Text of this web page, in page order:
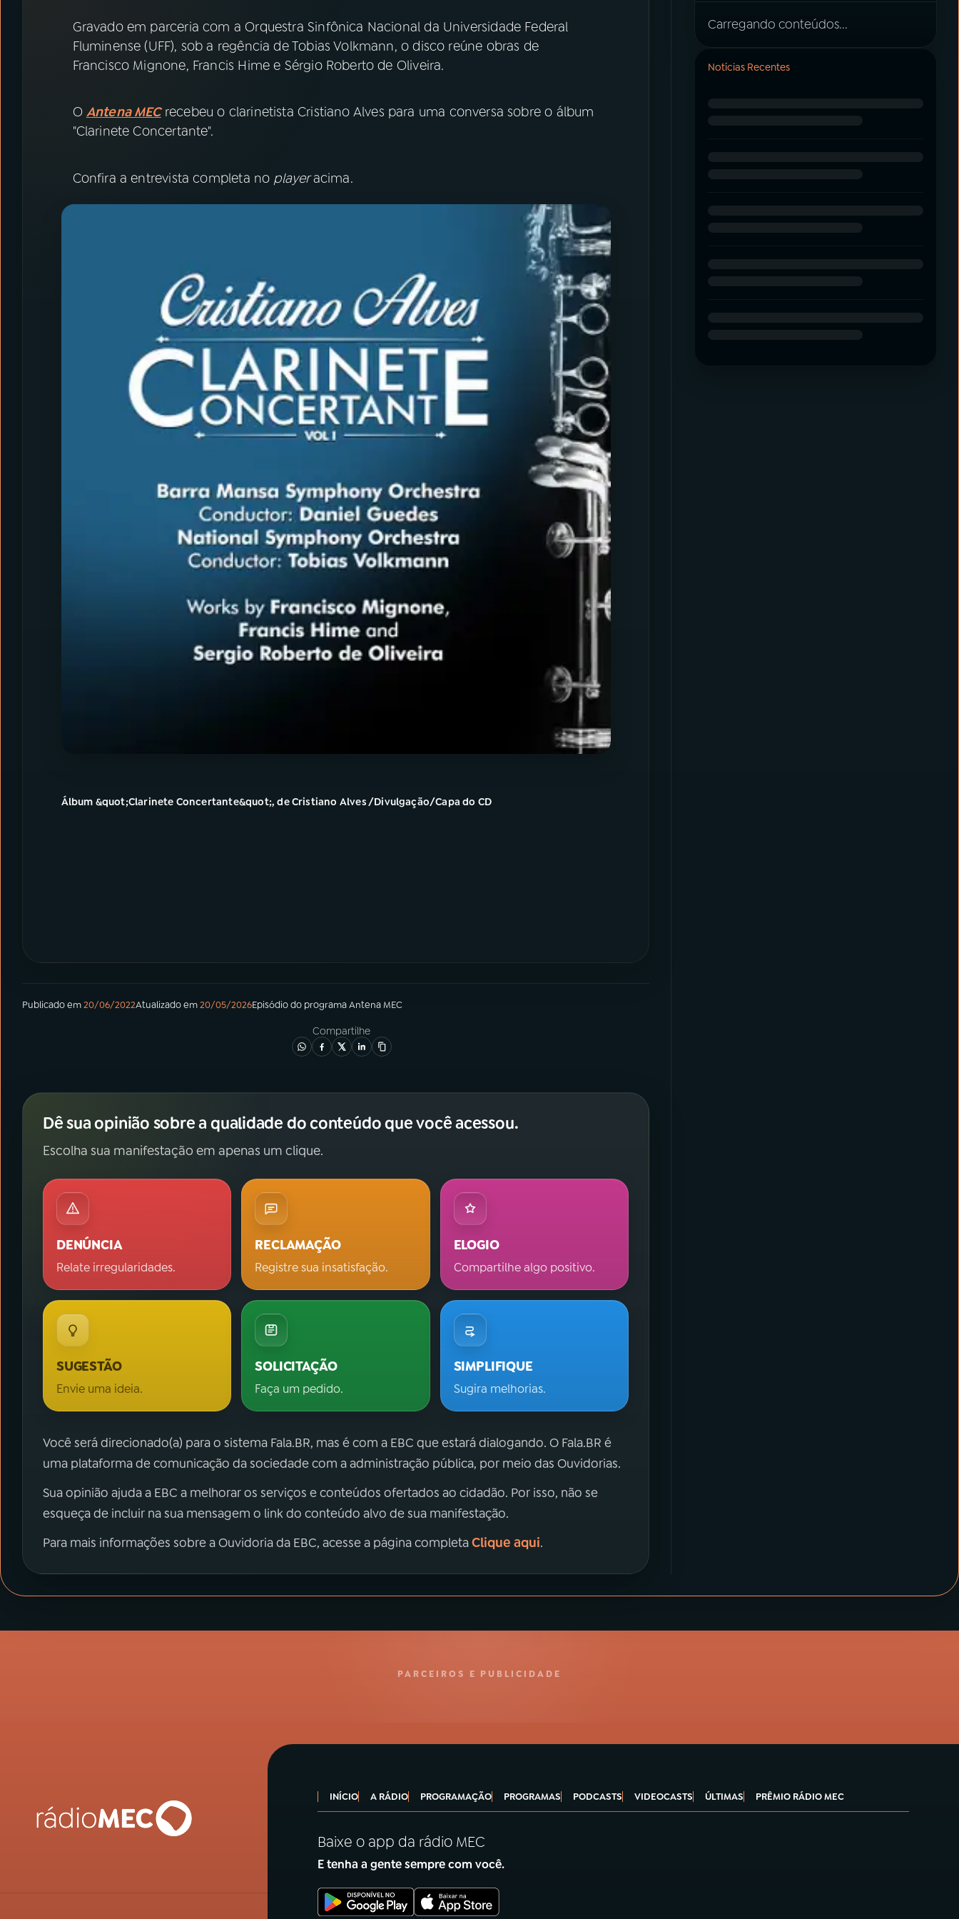
PRÊMIO RÁDIO MEC
YouTube Facebook
TikTok
Gravado em parceria com a Orquestra Sinfônica Nacional da Universidade Federal
Fluminense (UFF), sob a regência de Tobias Volkmann, o disco reúne obras de
Francisco Mignone, Francis Hime e Sérgio Roberto de Oliveira.
O Antena MECrecebeu o clarinetista Cristiano Alves para uma conversa sobre o álbum
"Clarinete Concertante".
Confira a entrevista completa no playeracima.
Álbum &quot;Clarinete Concertante&quot;, de Cristiano Alves /Divulgação/Capa do CD
Publicado em20/06/2022Atualizado em20/05/2026Episódiodo programaAntena MEC
Compartilhe
Dê sua opinião sobre a qualidade do conteúdo que você acessou.
Escolha sua manifestação em apenas um clique.
DENÚNCIA
Relate irregularidades.
RECLAMAÇÃO
Registre sua insatisfação.
ELOGIO
Compartilhe algo positivo.
SUGESTÃO
Envie uma ideia.
SOLICITAÇÃO
Faça um pedido.
SIMPLIFIQUE
Sugira melhorias.
Você será direcionado(a) para o sistema Fala.BR, mas é com a EBC que estará dialogando. O Fala.BR é
uma plataforma de comunicação da sociedade com a administração pública, por meio das Ouvidorias.
Sua opinião ajuda a EBC a melhorar os serviços e conteúdos ofertados ao cidadão. Por isso, não se
esqueça de incluir na sua mensagem o link do conteúdo alvo de sua manifestação.
Para mais informações sobre a Ouvidoria da EBC, acesse a página completaClique aqui.
Carregando conteúdos...
Notícias Recentes
PARCEIROS E PUBLICIDADE
INÍCIO A RÁDIO PROGRAMAÇÃO PROGRAMAS PODCASTS VIDEOCASTS ÚLTIMAS PRÊMIO RÁDIO MEC
Baixe o app da rádio MEC
E tenha a gente sempre com você.